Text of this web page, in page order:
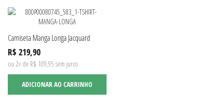
Camiseta Manga Longa Jacquard
R$ 219,90
ou 2x de R$ 109,95 sem juros
ADICIONAR AO CARRINHO